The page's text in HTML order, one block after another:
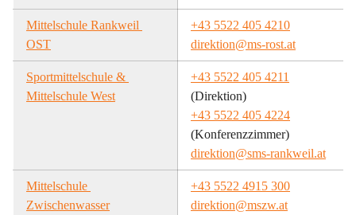
Mittelschule Rankweil
OST
+43 5522 405 4210
direktion@ms-rost.at
Sportmittelschule &
Mittelschule West
+43 5522 405 4211
(Direktion)
+43 5522 405 4224
(Konferenzzimmer)
direktion@sms-rankweil.at
Mittelschule
Zwischenwasser
+43 5522 4915 300
direktion@mszw.at